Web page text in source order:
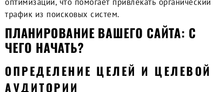
трафик из поисковых систем.
ПЛАНИРОВАНИЕ ВАШЕГО САЙТА: С
ЧЕГО НАЧАТЬ?
ОПРЕДЕЛЕНИЕ ЦЕЛЕЙ И ЦЕЛЕВОЙ
АУДИТОРИИ